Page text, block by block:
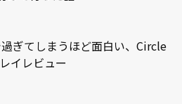
ぎてしまうほど面白い、Circle
イレビュー